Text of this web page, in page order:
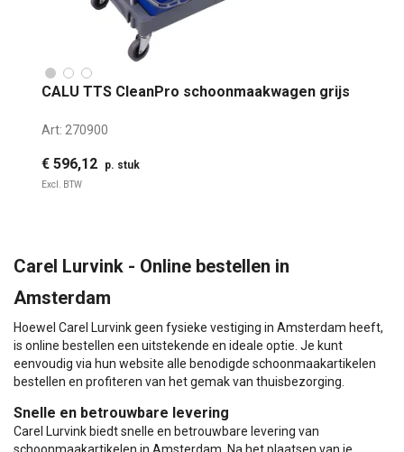
CALU TTS CleanPro schoonmaakwagen grijs
Art: 270900
€ 596,12 p. stuk
Excl. BTW
Carel Lurvink - Online bestellen in
Amsterdam
Hoewel Carel Lurvink geen fysieke vestiging in Amsterdam heeft,
is online bestellen een uitstekende en ideale optie. Je kunt
eenvoudig via hun website alle benodigde schoonmaakartikelen
bestellen en profiteren van het gemak van thuisbezorging.
Snelle en betrouwbare levering
Carel Lurvink biedt snelle en betrouwbare levering van